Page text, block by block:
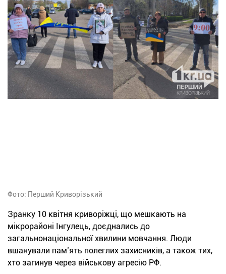
Фото: Перший Криворізький
Зранку 10 квітня криворіжці, що мешкають на
мікрорайоні Інгулець, доєднались до
загальнонаціональної хвилини мовчання. Люди
вшанували пам’ять полеглих захисників, а також тих,
хто загинув через військову агресію РФ.